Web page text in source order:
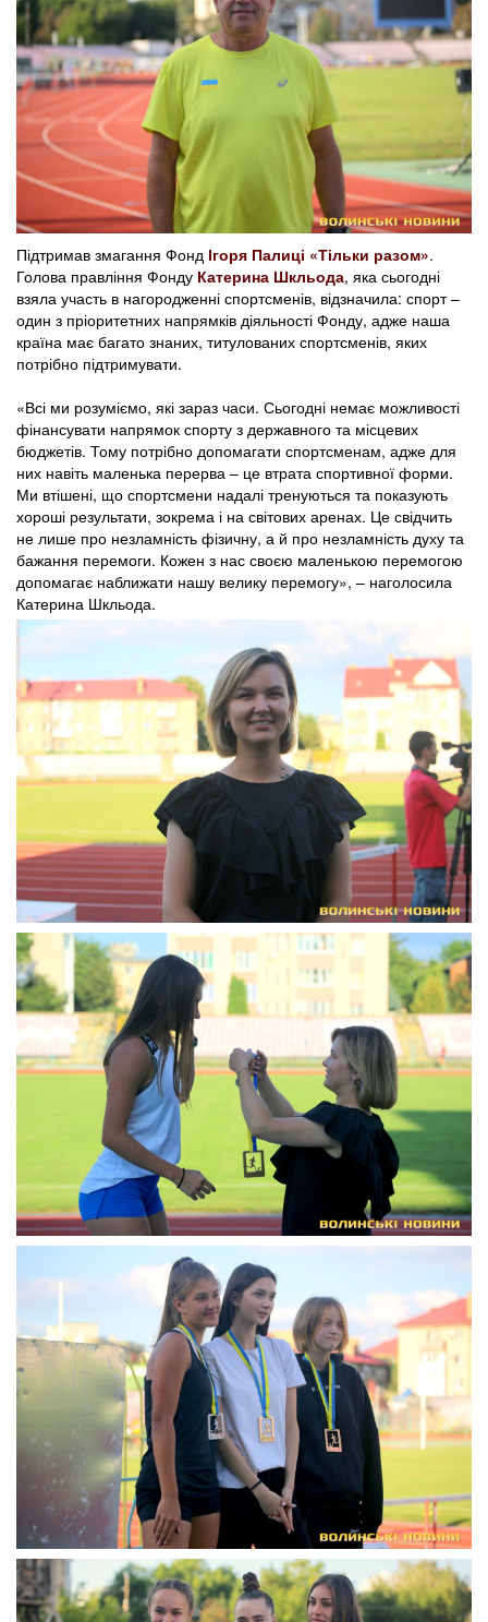
Підтримав змагання Фонд Ігоря Палиці «Тільки разом».
Голова правління Фонду Катерина Шкльода, яка сьогодні
взяла участь в нагородженні спортсменів, відзначила: спорт –
один з пріоритетних напрямків діяльності Фонду, адже наша
країна має багато знаних, титулованих спортсменів, яких
потрібно підтримувати.
«Всі ми розуміємо, які зараз часи. Сьогодні немає можливості
фінансувати напрямок спорту з державного та місцевих
бюджетів. Тому потрібно допомагати спортсменам, адже для
них навіть маленька перерва – це втрата спортивної форми.
Ми втішені, що спортсмени надалі тренуються та показують
хороші результати, зокрема і на світових аренах. Це свідчить
не лише про незламність фізичну, а й про незламність духу та
бажання перемоги. Кожен з нас своєю маленькою перемогою
допомагає наближати нашу велику перемогу», – наголосила
Катерина Шкльода.